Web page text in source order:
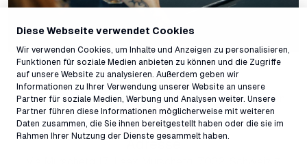
Diese Webseite verwendet Cookies
Wir verwenden Cookies, um Inhalte und Anzeigen zu personalisieren,
Funktionen für soziale Medien anbieten zu können und die Zugriffe
auf unsere Website zu analysieren. Außerdem geben wir
Informationen zu Ihrer Verwendung unserer Website an unsere
Partner für soziale Medien, Werbung und Analysen weiter. Unsere
Partner führen diese Informationen möglicherweise mit weiteren
Daten zusammen, die Sie ihnen bereitgestellt haben oder die sie im
Rahmen Ihrer Nutzung der Dienste gesammelt haben.
Unser Angebot
Besuche unsere Restaurants und lasse sich verwöhnen.
Barkarte
Adresse